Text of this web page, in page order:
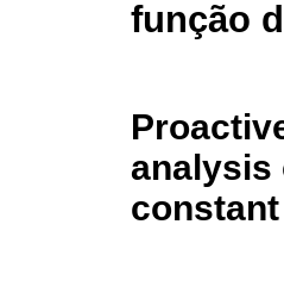
função
analysis